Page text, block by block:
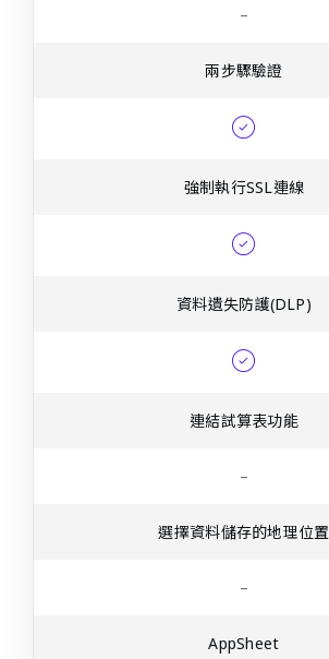
–
兩步驟驗證
強制執行SSL連線
資料遺失防護(DLP)
連結試算表功能
–
選擇資料儲存的地理位置
–
AppSheet